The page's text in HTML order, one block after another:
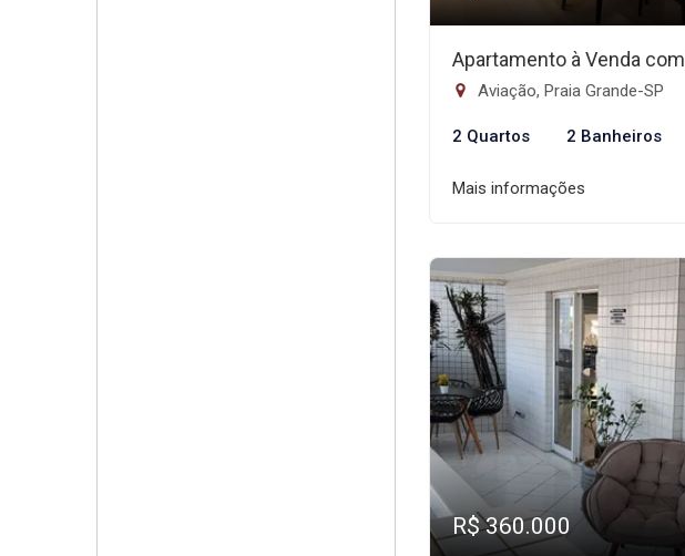
Apartamento à Venda
Aviação, Praia Grande-SP
2 Quartos 2 Banheiros
Mais informações
R$ 360.000